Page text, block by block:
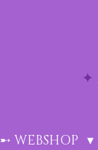
✦
➸ WEBSHOP